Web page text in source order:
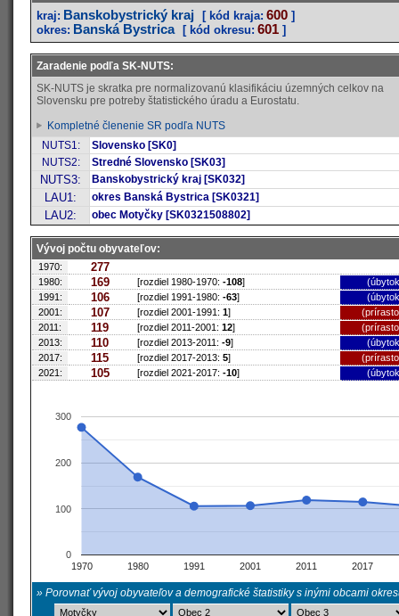
kraj: Banskobystrický kraj [ kód kraja: 600 ]
okres: Banská Bystrica [ kód okresu: 601 ]
Zaradenie podľa SK-NUTS:
SK-NUTS je skratka pre normalizovanú klasifikáciu územných celkov na
Slovensku pre potreby štatistického úradu a Eurostatu.
Kompletné členenie SR podľa NUTS
NUTS1:
Slovensko [SK0]
NUTS2:
Stredné Slovensko [SK03]
NUTS3: Banskobystrický kraj [SK032]
LAU1: okres Banská Bystrica [SK0321]
LAU2: obec Motyčky [SK0321508802]
Vývoj počtu obyvateľov:
1970: 277
1980: 169 [rozdiel 1980-1970: -108]
1991:
106 [rozdiel 1991-1980: -63]
2001:
107 [rozdiel 2001-1991: 1]
2011:
119 [rozdiel 2011-2001: 12]
2013:
110 [rozdiel 2013-2011: -9]
2017:
115 [rozdiel 2017-2013: 5]
2021:
105 [rozdiel 2021-2017: -10]
1970 1980 1991 2001 2011 2017
0
100
200
300
» Porovnať vývoj obyvateľov a demografické štatistiky s inými obcami